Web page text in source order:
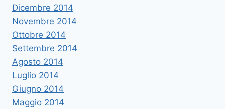
Dicembre 2014
Novembre 2014
Ottobre 2014
Settembre 2014
Agosto 2014
Luglio 2014
Giugno 2014
Maggio 2014